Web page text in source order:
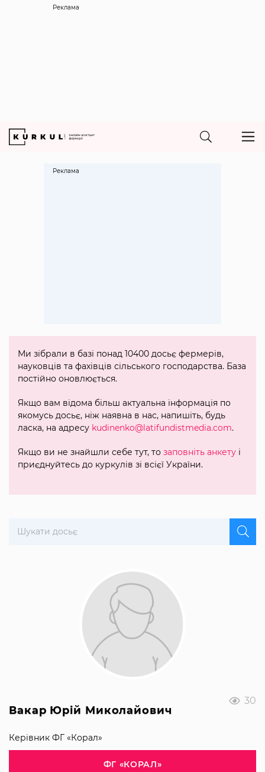
Реклама
30
Вакар Юрій Миколайович
Керівник ФГ «Корал»
ФГ «КОРАЛ»
Ми зібрали в базі понад 10400 досьє фермерів,
науковців та фахівців сільського господарства. База
постійно оновлюється.
Якщо вам відома більш актуальна інформація по
якомусь досьє, ніж наявна в нас, напишіть, будь
ласка, на адресу kudinenko@latifundistmedia.com.
Якщо ви не знайшли себе тут, то заповніть анкету і
приєднуйтесь до куркулів зі всієї України.
Реклама